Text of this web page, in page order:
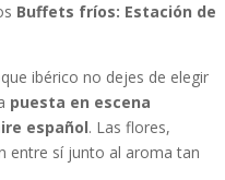
Buffets fríos: Estación de
ibérico no dejes de elegir
puesta en escena
español. Las flores,
entre sí junto al aroma tan